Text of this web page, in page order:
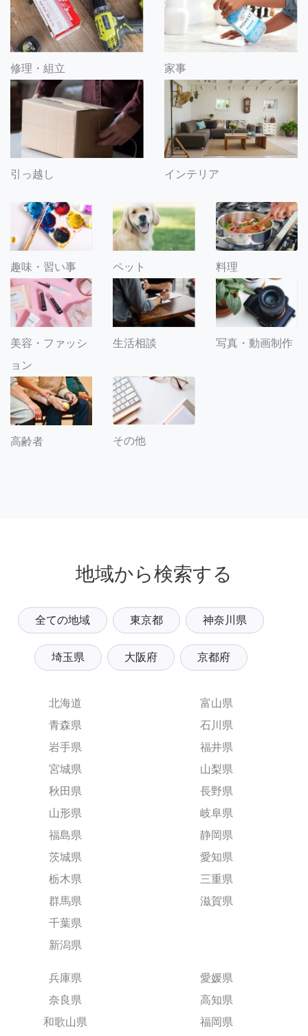
修理・組立 家事
引っ越し インテリア
趣味・習い事 ペット 料理
美容・ファッシ
ョン
生活相談 写真・動画制作
高齢者 その他
地域から検索する
全ての地域 東京都 神奈川県
埼玉県 大阪府 京都府
北海道
青森県
岩手県
宮城県
秋田県
山形県
福島県
茨城県
栃木県
群馬県
千葉県
新潟県
富山県
石川県
福井県
山梨県
長野県
岐阜県
静岡県
愛知県
三重県
滋賀県
兵庫県
奈良県
和歌山県
愛媛県
高知県
福岡県